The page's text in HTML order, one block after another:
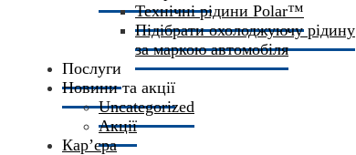
Технічні рідини Polar™
Підібрати охолоджуючу рідину
за маркою автомобіля
Послуги
Новини та акції
Uncategorized
Акції
Кар’єра